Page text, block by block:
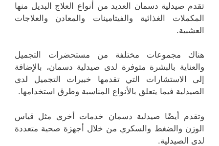
تقدم صيدلية دسمان العديد من أنواع العلاج البديل منها
المكملات الغذائية والفيتامينات والمعادن والعلاجات
العشبية.
هناك مجموعات مختلفة من مستحضرات التجميل
والعناية بالبشرة متوفرة لدى صيدلية دسمان، بالإضافة
إلى الاستشارات التي تقدمها خبيرات التجميل لدى
الصيدلية فيما يتعلق بالأنواع المناسبة وطرق استخدامها.
وتقدم أيضًا صيدلية دسمان خدمات أخرى مثل قياس
الوزن والضغط والسكري من خلال أجهزة صحية متعددة
لدى الصيدلية.